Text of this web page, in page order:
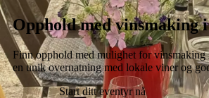
Opphold med vinsmaking
Finn opphold med mulighet for
en unik overnatning med lokale viner og
Start ditt eventyr nå